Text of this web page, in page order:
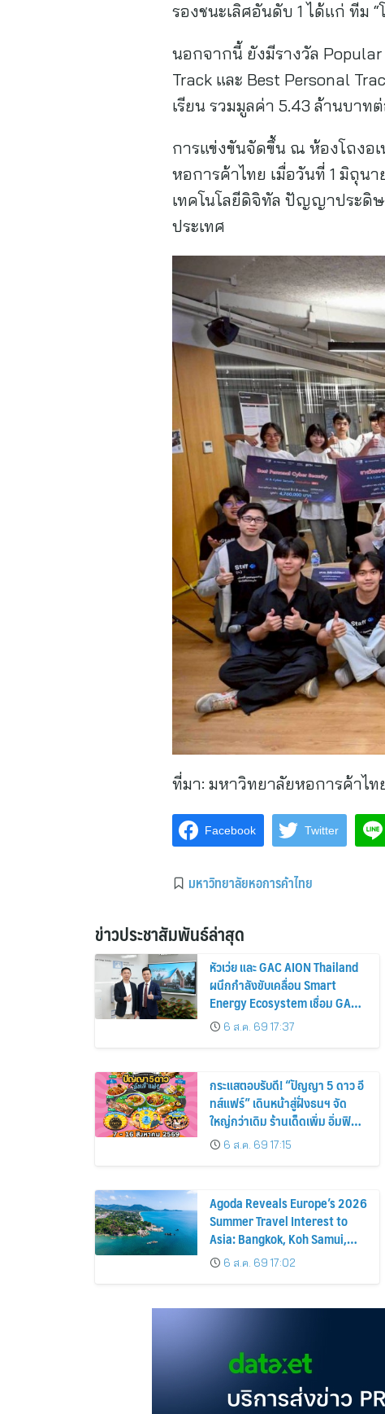
รองชนะเลิศอันดับ 1 ได้แก่ ทีม
นอกจากนี้ ยังมีรางวัล
Track และ Best Personal
เรียน รวมมูลค่า 5.43 ล้านบาท
การแข่งขันจัดขึ้น ณ ห้องโถงอเ
หอการค้าไทย เมื่อวันที่ 1 มิถุน
เทคโนโลยีดิจิทัล ปัญญาประดิ
ประเทศ
ที่มา: มหาวิทยาลัยหอการค้าไท
Facebook Twitter
มหาวิทยาลัยหอการค้าไทย
ข่าวประชาสัมพันธ์ล่าสุด
หัวเว่ย และ GAC AION Thailand
ผนึกกำลังขับเคลื่อน Smart
Energy Ecosystem เชื่อม GAC
GN8 PHEV รถยนต์ MPV ระดับ
พรีเมียม เข้ากับพลังงานแสง
6 ส.ค. 69 17:37
กระแสตอบรับดี! “ปัญญา 5 ดาว อี
ทส์แฟร์” เดินหน้าสู่ฝั่งธนฯ จัด
ใหญ่กว่าเดิม ร้านเด็ดเพิ่ม อิ่มฟิน
10 วันเต็ม!
6 ส.ค. 69 17:15
Agoda Reveals Europe’s 2026
Summer Travel Interest to
Asia: Bangkok, Koh Samui,
and Pattaya Among the Top
Cities
6 ส.ค. 69 17:02